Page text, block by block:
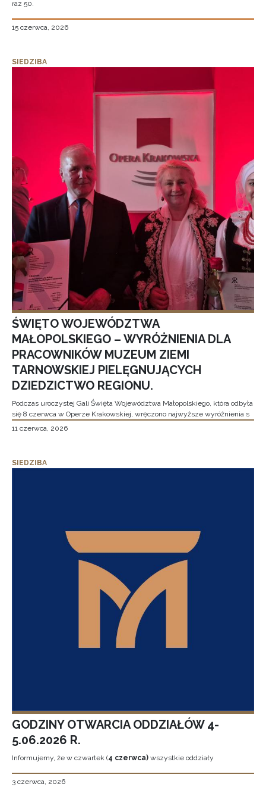
raz 50.
15 czerwca, 2026
SIEDZIBA
ŚWIĘTO WOJEWÓDZTWA
MAŁOPOLSKIEGO – WYRÓŻNIENIA DLA
PRACOWNIKÓW MUZEUM ZIEMI
TARNOWSKIEJ PIELĘGNUJĄCYCH
DZIEDZICTWO REGIONU.
Podczas uroczystej Gali Święta Województwa Małopolskiego, która odbyła
się 8 czerwca w Operze Krakowskiej, wręczono najwyższe wyróżnienia s
11 czerwca, 2026
SIEDZIBA
GODZINY OTWARCIA ODDZIAŁÓW 4-
5.06.2026 R.
Informujemy, że w czwartek (4 czerwca) wszystkie oddziały
3 czerwca, 2026